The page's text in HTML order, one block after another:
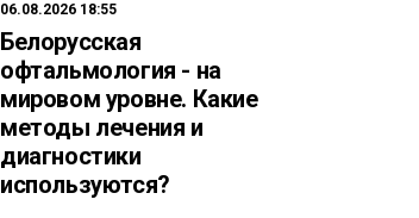
06.08.2026 18:55
Белорусская
офтальмология - на
мировом уровне. Какие
методы лечения и
диагностики
используются?